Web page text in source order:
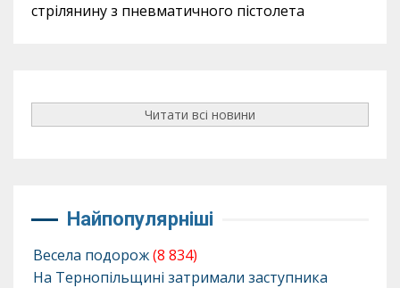
стрілянину з пневматичного пістолета
Читати всі новини
Найпопулярніші
Весела подорож(8 834)
На Тернопільщині затримали заступника